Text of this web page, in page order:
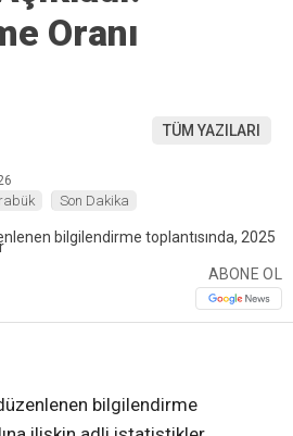
Oranı
TÜM YAZILARI
Son Dakika
ABONE OL
bilgilendirme